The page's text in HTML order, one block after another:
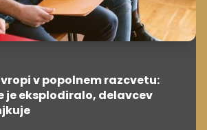
v popolnem razcvetu:
je eksplodiralo, delavcev